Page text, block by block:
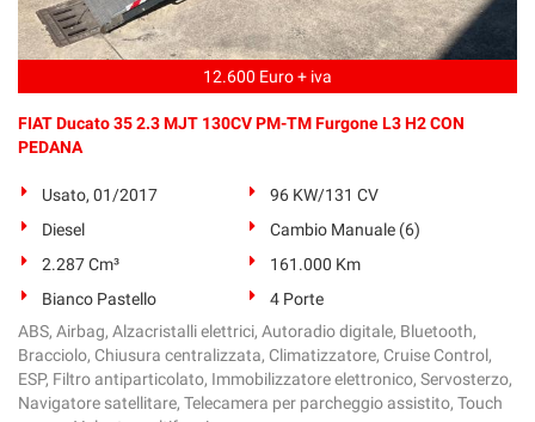
12.600 Euro + iva
FIAT Ducato 35 2.3 MJT 130CV PM-TM Furgone L3 H2 CON
PEDANA
Usato, 01/2017
96 KW/131 CV
Diesel
Cambio Manuale (6)
2.287 Cm³
161.000 Km
Bianco Pastello
4 Porte
ABS, Airbag, Alzacristalli elettrici, Autoradio digitale, Bluetooth,
Bracciolo, Chiusura centralizzata, Climatizzatore, Cruise Control,
ESP, Filtro antiparticolato, Immobilizzatore elettronico, Servosterzo,
Navigatore satellitare, Telecamera per parcheggio assistito, Touch